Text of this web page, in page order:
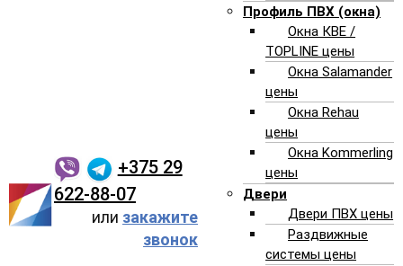
+375 29
622-88-07
или закажите
звонок
Профиль ПВХ (окна)
Окна КВЕ /
TOPLINE цены
Окна Salamander
цены
Окна Rehau
цены
Окна Kommerling
цены
Двери
Двери ПВХ цены
Раздвижные
системы цены
Хорошее остекление в рамках
вашего бюджета? Это возможно